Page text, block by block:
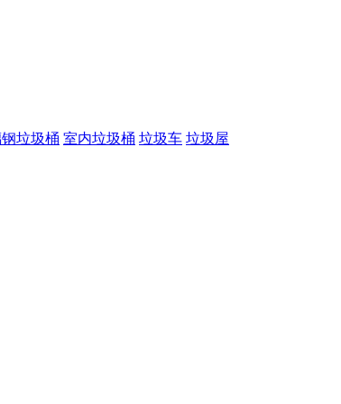
垃圾桶 室内垃圾桶 垃圾车 垃圾屋